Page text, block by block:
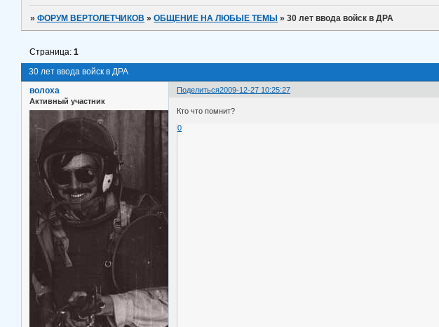
»ФОРУМ ВЕРТОЛЕТЧИКОВ »ОБЩЕНИЕ НА ЛЮБЫЕ ТЕМЫ »30 лет ввода войск в ДРА
30 лет ввода войск в ДРА
Страница:1
Поделиться2009-12-27 10:25:27
волоха
Активный участник
Кто что помнит?
0